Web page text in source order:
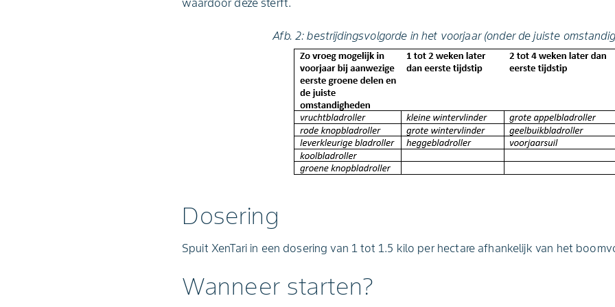
waardoor deze sterft.
Afb. 2: bestrijdingsvolgorde in het voorjaar (onder de juiste
Dosering
Spuit XenTari in een dosering van 1 tot 1.5 kilo per hectare afhankelijk van het
Wanneer starten?